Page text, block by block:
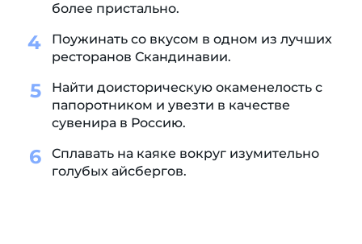
более пристально.
Поужинать со вкусом в одном из лучших
ресторанов Скандинавии.
Найти доисторическую окаменелость с
папоротником и увезти в качестве
сувенира в Россию.
Сплавать на каяке вокруг изумительно
голубых айсбергов.